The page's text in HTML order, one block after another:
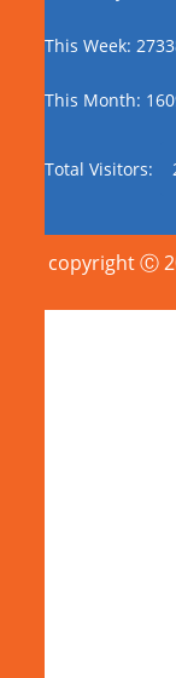
This Week:
This Month:
Total Visitors:
copyright Ⓒ